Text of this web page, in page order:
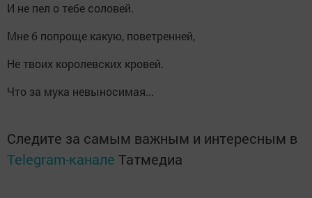
И не пел о тебе соловей.
Мне б попроще какую, поветренней,
Не твоих королевских кровей.
Что за мука невыносимая...
Следите за самым важным и интересным в
Telegram-канале Татмедиа